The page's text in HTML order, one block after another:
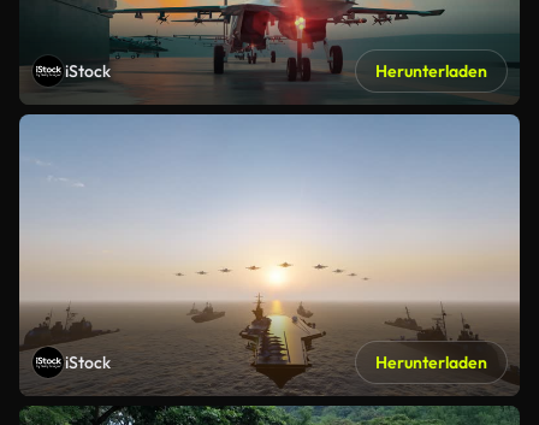
iStock Herunterladen
iStock Herunterladen